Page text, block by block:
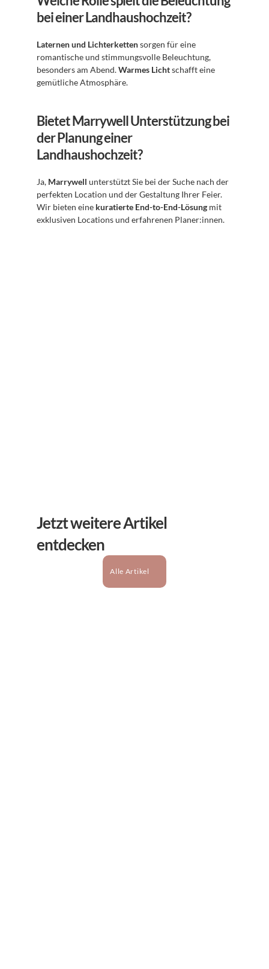
bei einer Landhaushochzeit?
Laternen und Lichterketten sorgen für eine
romantische und stimmungsvolle Beleuchtung,
besonders am Abend. Warmes Licht schafft eine
gemütliche Atmosphäre.
Bietet Marrywell Unterstützung bei
der Planung einer
Landhaushochzeit?
Ja, Marrywell unterstützt Sie bei der Suche nach der
perfekten Location und der Gestaltung Ihrer Feier.
Wir bieten eine kuratierte End-to-End-Lösung mit
exklusiven Locations und erfahrenen Planer:innen.
Jetzt weitere Artikel
entdecken
Alle Artikel